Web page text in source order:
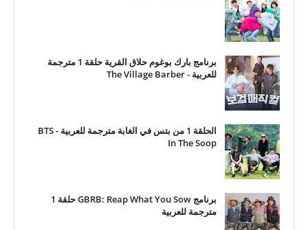
برنامج بارك بوغوم حلاق القرية حلقة 1 مترجمة
للعربية - The Village Barber
الحلقة 1 من بتس في الغابة مترجمة للعربية - BTS
In The Soop
برنامج GBRB: Reap What You Sow حلقة 1
مترجمة للعربية